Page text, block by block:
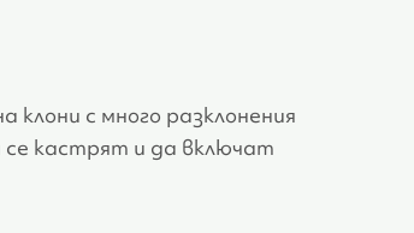
с много разклонения
се кастрят и да включат